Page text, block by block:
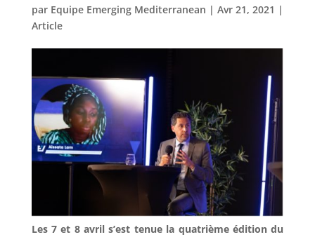
par Equipe Emerging Mediterranean | Avr 21, 2021 |
Article
Les 7 et 8 avril s’est tenue la quatrième édition du